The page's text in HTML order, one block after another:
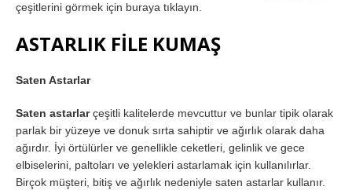
çeşitlerini görmek için buraya tıklayın.
ASTARLIK FİLE KUMAŞ
Saten Astarlar
Saten astarlarçeşitli kalitelerde mevcuttur ve bunlar tipik olarak
parlak bir yüzeye ve donuk sırta sahiptir ve ağırlık olarak daha
ağırdır. İyi örtülürler ve genellikle ceketleri, gelinlik ve gece
elbiselerini, paltoları ve yelekleri astarlamak için kullanılırlar.
Birçok müşteri, bitiş ve ağırlık nedeniyle saten astarlar kullanır.